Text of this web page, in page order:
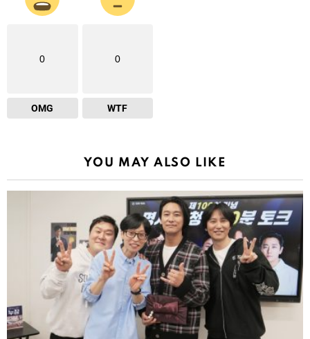
0
OMG
0
WTF
YOU MAY ALSO LIKE